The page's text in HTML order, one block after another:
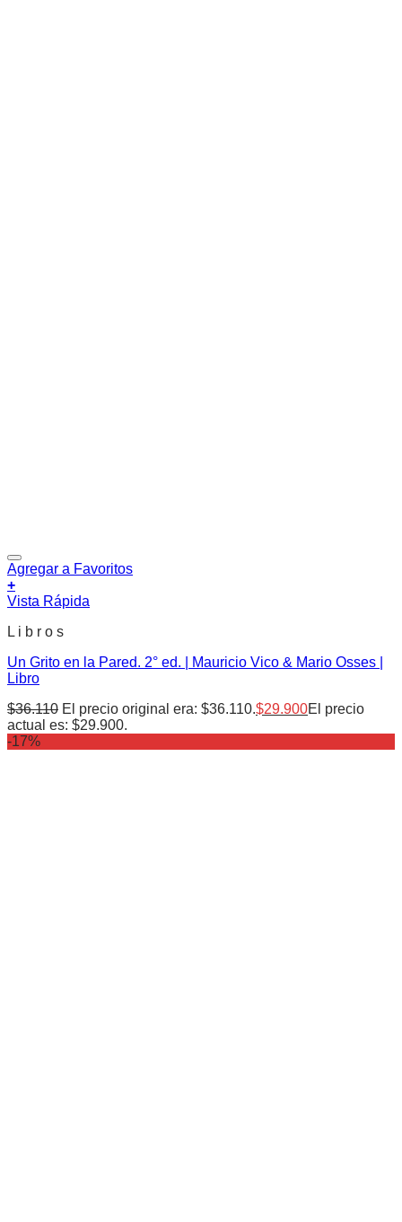
Agregar a Favoritos
+
Vista Rápida
L i b r o s
Un Grito en la Pared. 2° ed. | Mauricio Vico & Mario Osses |
Libro
$36.110 El precio original era: $36.110.$29.900El precio
actual es: $29.900.
-17%